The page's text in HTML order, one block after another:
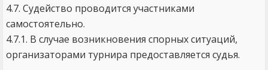
4.7. Судейство проводится участниками
самостоятельно.
4.7.1. В случае возникновения спорных ситуаций,
организаторами турнира предоставляется судья.